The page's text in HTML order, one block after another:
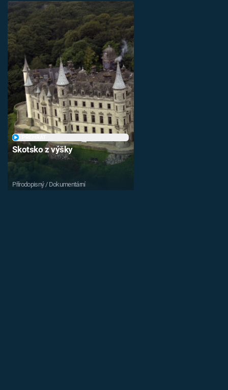
Skotsko z výšky
Přírodopisný / Dokumentární